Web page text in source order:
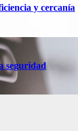
y cercanía
seguridad